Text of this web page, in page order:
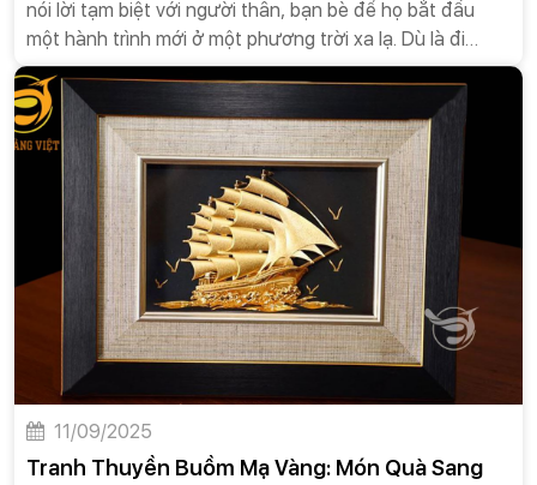
nói lời tạm biệt với người thân, bạn bè để họ bắt đầu
một hành trình mới ở một phương trời xa lạ. Dù là đi
công tác, học tập hay khởi nghiệp ở nước ngoài, những
chuyến đi này đều mang theo cả hy vọng và những nỗi
lo âu. Việc lựa chọn một món quà ý nghĩa không chỉ là
cách để bạn bày tỏ tình cảm mà còn là lời chúc bình an,
may mắn và thành công trên con đường sắp tới. Trong
số các vật phẩm mang tính biểu tượng, tranh thuyền
buồm mạ vàng nổi lên như một món quà hoàn hảo, một
biểu tượng mạnh mẽ cho lời chúc kinh điển “Thuận
buồm xuôi gió” và sự bình an trên hành trình mới.
11/09/2025
Tranh Thuyền Buồm Mạ Vàng: Món Quà Sang